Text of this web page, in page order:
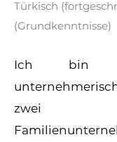
Türkisch
(Grundkenntnisse)
Ich bin
zwei